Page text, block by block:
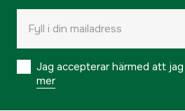
Jag accepterar härmed att
mer